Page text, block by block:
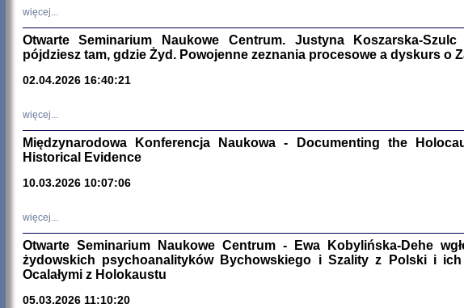
oprac. Aleksandra Bańkowska,
Studia i Materiały
nr 17, R. 2021
NIE WIEMY CO PRZYNIESIE NAM
Dziennik pisany w ukryciu w
więcej...
Otwarte Seminarium Naukowe Centrum. Justyna Koszarska-
pójdziesz tam, gdzie Żyd. Powojenne zeznania procesowe a dyskurs o
02.04.2026 16:40:21
więcej...
Międzynarodowa Konferencja Naukowa - Documenting the
Historical Evidence
10.03.2026 10:07:06
więcej...
Otwarte Seminarium Naukowe Centrum - Ewa Kobylińska-Dehe
żydowskich psychoanalityków Bychowskiego i Szality z Polski i
Ocalałymi z Holokaustu
05.03.2026 11:10:20